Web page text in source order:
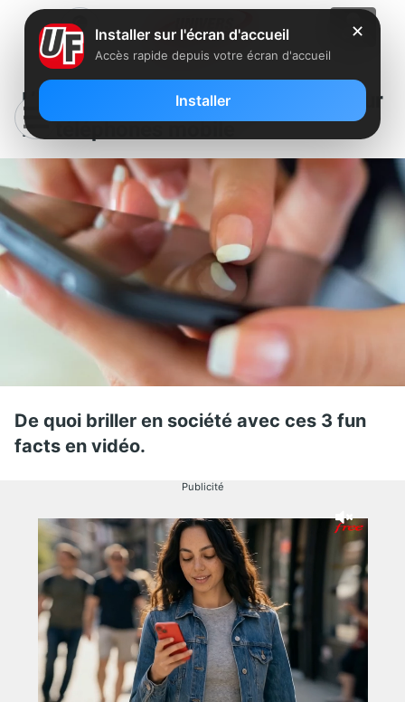
L’info en vidéo : 3 faits étonnants sur
les téléphones mobile
De quoi briller en société avec ces 3 fun
facts en vidéo.
Publicité
✕
Installer sur l'écran d'accueil
Accès rapide depuis votre écran d'accueil
Installer